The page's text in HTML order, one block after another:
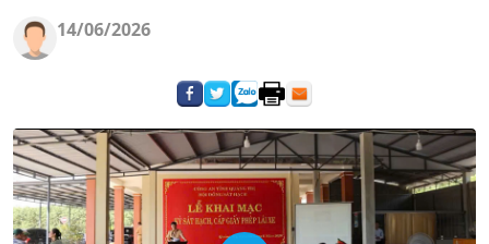
14/06/2026